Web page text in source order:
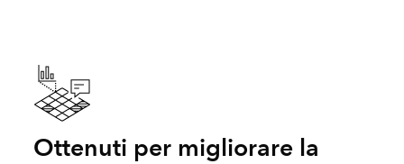
Ottenuti per migliorare la